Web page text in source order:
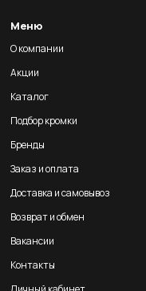
Меню
О компании
Акции
Каталог
Подбор кромки
Бренды
Заказ и оплата
Доставка и самовывоз
Возврат и обмен
Вакансии
Контакты